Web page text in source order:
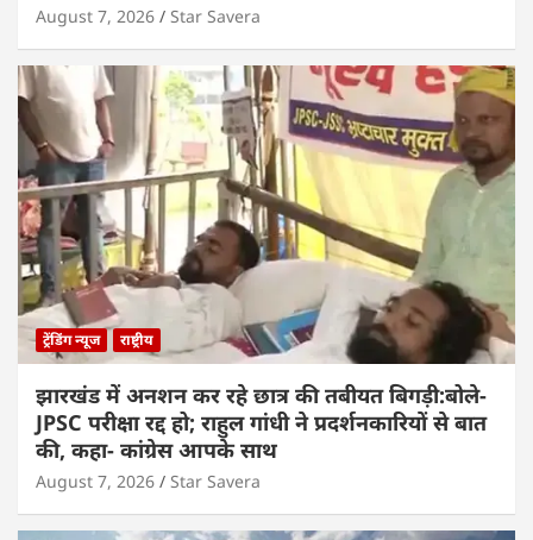
August 7, 2026 Star Savera
ट्रेंडिंग न्यूज राष्ट्रीय
झारखंड में अनशन कर रहे छात्र की तबीयत बिगड़ी:बोले-
JPSC परीक्षा रद्द हो; राहुल गांधी ने प्रदर्शनकारियों से बात
की, कहा- कांग्रेस आपके साथ
August 7, 2026 Star Savera